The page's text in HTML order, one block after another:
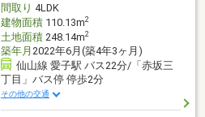
間取り 4LDK
建物面積110.13m2
土地面積248.14m2
築年月 2022年6月(築4年3ヶ月)
仙山線 愛子駅 バス22分/「赤坂三
丁目」バス停 停歩2分
その他の交通